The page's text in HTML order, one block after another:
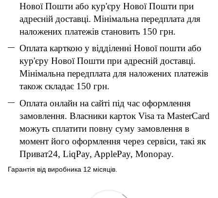
Нової Пошти або кур'єру Нової Пошти при
адресній доставці. Мінімальна передплата для
наложених платежів становить 150 грн.
Оплата карткою у відділенні Нової пошти або
кур'єру Нової Пошти при адресній доставці.
Мінімальна передплата для наложених платежів
також складає 150 грн.
Оплата онлайн на сайті під час оформлення
замовлення. Власники карток Visa та MasterCard
можуть сплатити повну суму замовлення в
момент його оформлення через сервіси, такі як
Приват24, LiqPay, ApplePay, Monopay.
Гарантія від виробника 12 місяців.